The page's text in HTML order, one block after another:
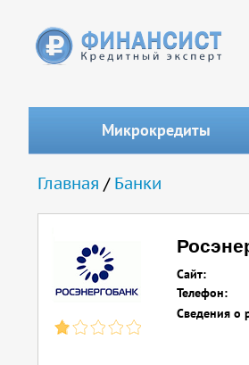
Микрокредиты
Вы здесь
Главная / Банки
Сайт:
Телефон:
Сведения о